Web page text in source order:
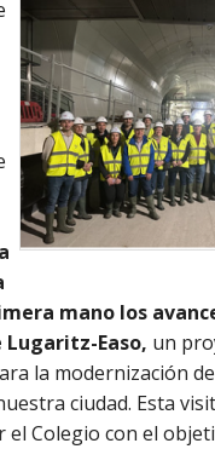
mano los
Easo, un
la modernización
ciudad. Esta
el Colegio con el